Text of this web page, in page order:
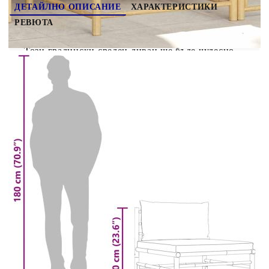
ДЕТАЙЛНО ОПИСАНИЕ
ХАРАКТЕРИСТИКИ
РЕВЮТА
Този градински среден диван ще бъде чудесно
допълнение към вашата градина, тераса или
вътрешен двор, където да седнете и разговаряте
със семейството и приятелите си или просто да
се насладите на времето. Този външен диван е
изработен от бамбук, което го прави здрав и
лесен за почистване. Плътно подплатените
възглавници на седалката и облегалката
придават допълнителен комфорт на времето ви
за почивка. С леката си конструкция
градинският диван е лесен за местене. Можете
да го поставите във всяка подредба според
предпочитанията си, благодарение на модулния
дизайн. Забележка: За да удължите живота на
вашите градински мебели, препоръчваме ви да
ги почиствате редовно и да не ги оставяте
ненужно на открито без защита.Почистване:
Използвайте мек сапунен разтворСъхранение:
Ако е възможно, съхранявайте на хладно и сухо
място на закрито. Ако продуктът се съхранява
на открито, защитете го с водоустойчиво